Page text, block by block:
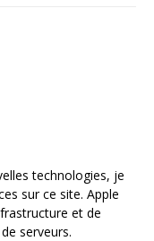
technologies, je
sur ce site. Apple
et de
serveurs.